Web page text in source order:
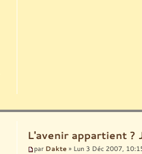
L'avenir appartient ?
par Dakte » Lun 3 Déc 2007,